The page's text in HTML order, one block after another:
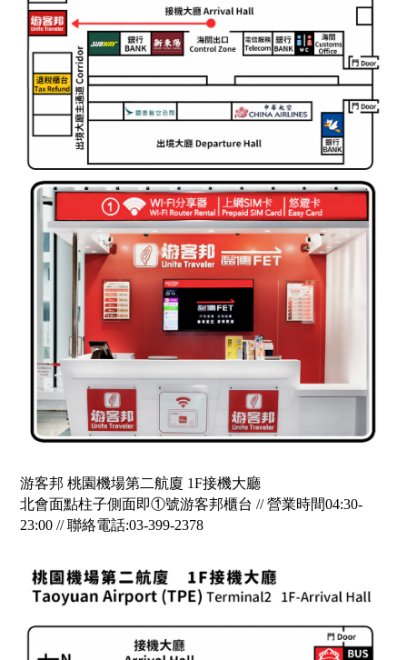
游客邦 桃園機場第二航廈 1F接機大廳
北會面點柱子側面即①號游客邦櫃台 // 營業時間04:30-
23:00 // 聯絡電話:03-399-2378